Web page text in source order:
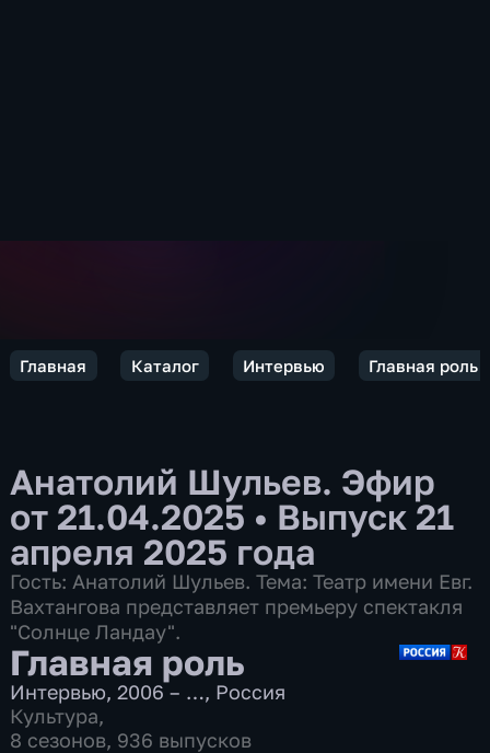
Главная Каталог Интервью Главная роль
Анатолий Шульев. Эфир
от 21.04.2025 • Выпуск 21
апреля 2025 года
Гость: Анатолий Шульев. Тема: Театр имени Евг.
Вахтангова представляет премьеру спектакля
"Солнце Ландау".
Главная роль
Интервью,2006 – …, Россия
Культура,
8 сезонов, 936 выпусков